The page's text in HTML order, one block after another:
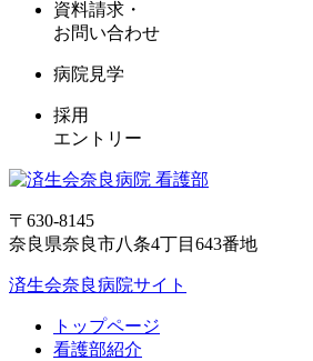
資料請求・
お問い合わせ
病院見学
採用
エントリー
〒630-8145
奈良県奈良市八条4丁目643番地
済生会奈良病院サイト
トップページ
看護部紹介